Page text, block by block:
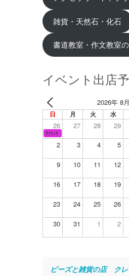
雑貨・天然石・化石
書道教室・作文教室
イベント出店
2026年 8月
日 月 火 水
26 27 28 29
ｻｸﾗﾉｷ
2 3 4 5
9 10 11 12
16 17 18 19
23 24 25 26
30 31 1 2
ビーズと雑貨の店　ク